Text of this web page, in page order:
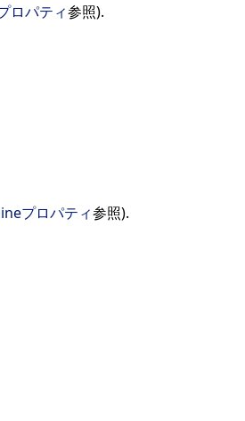
ロパティ参照).
プロパティ参照).